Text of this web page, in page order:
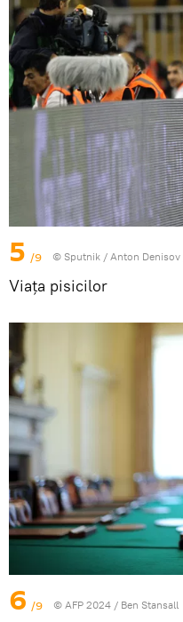
5 /9 © Sputnik / Anton Denisov
Viaţa pisicilor
6 /9 © AFP 2024 / Ben Stansall